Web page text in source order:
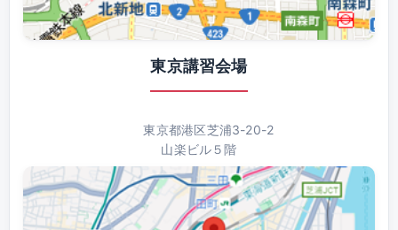
東京講習会場
東京都港区芝浦3-20-2
山楽ビル５階